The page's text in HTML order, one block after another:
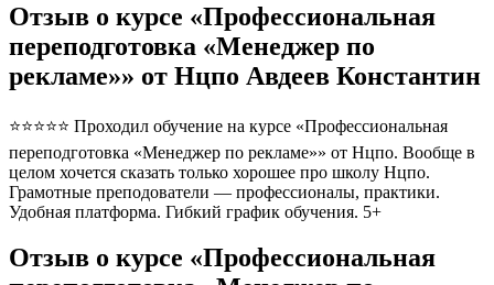
Отзыв о курсе «Профессиональная
переподготовка «Менеджер по
рекламе»» от Нцпо Авдеев Константин
⭐⭐⭐⭐⭐ Проходил обучение на курсе «Профессиональная
переподготовка «Менеджер по рекламе»» от Нцпо. Вообще в
целом хочется сказать только хорошее про школу Нцпо.
Грамотные преподователи — профессионалы, практики.
Удобная платформа. Гибкий график обучения. 5+
Отзыв о курсе «Профессиональная